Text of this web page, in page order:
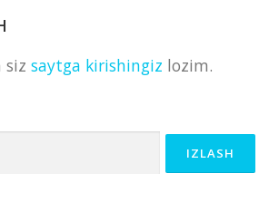
siz saytga kirishingiz lozim.